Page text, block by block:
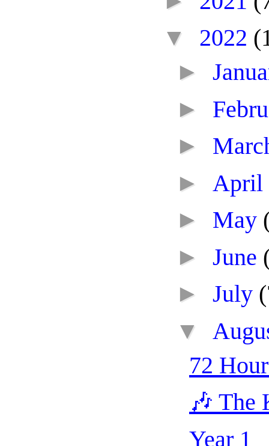
▼ 2022
►
►
►
► April
► May
► June
► July
▼
72
🎶 The
Year 1